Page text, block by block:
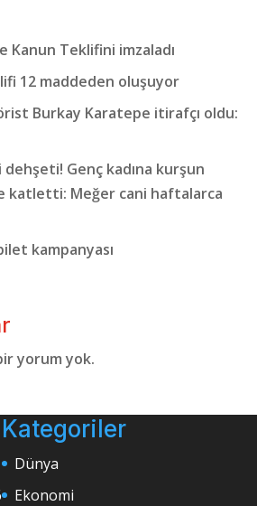
Kanun Teklifini imzaladı
12 maddeden oluşuyor
Burkay Karatepe itirafçı oldu:
dehşeti! Genç kadına kurşun
katletti: Meğer cani haftalarca
kampanyası
yorum yok.
Kategoriler
Dünya
Ekonomi